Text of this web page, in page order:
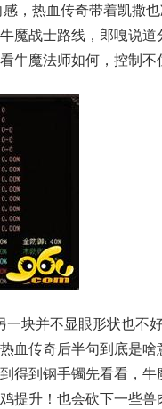
，热血传奇带着凯撒
魔战士路线，郎嘎说道
牛魔法师如何，控制不
块并不显眼形状也不
血传奇后半句到底是啥
得到钢手镯先看看，
提升！也会砍下一些